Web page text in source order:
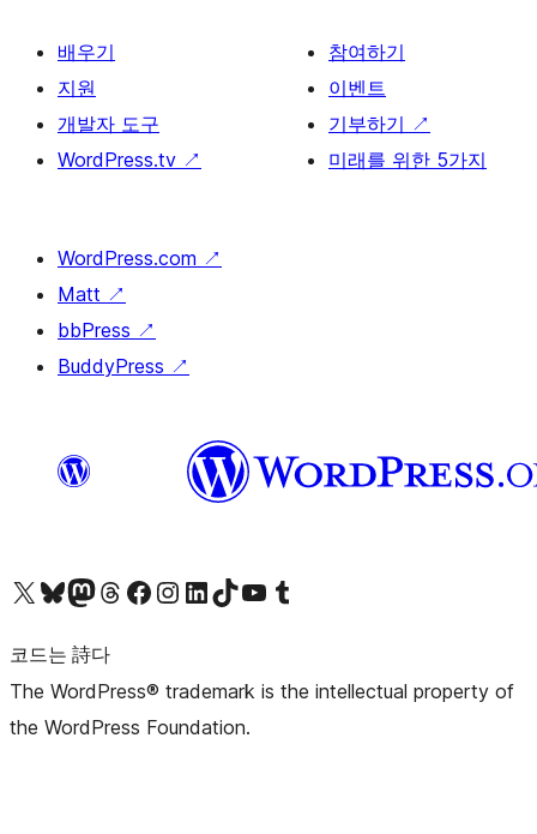
배우기
지원
개발자 도구
WordPress.tv ↗
참여하기
이벤트
기부하기 ↗
미래를 위한 5가지
WordPress.com ↗
Matt ↗
bbPress ↗
BuddyPress ↗
X(이전 트위터) 계정 방문하기블루스카이 계정 방문하기마스토돈 계정 방문하기스레드 계정 방문하기 페이스북 페이지 방문하기인스타그램 계정 방문하기 LinkedIn 계정 방문하기틱톡 계정 방문하기유튜브 채널 방문하기 텀블러 계정 방문하기
코드는 詩다
The WordPress® trademark is the intellectual property of
the WordPress Foundation.